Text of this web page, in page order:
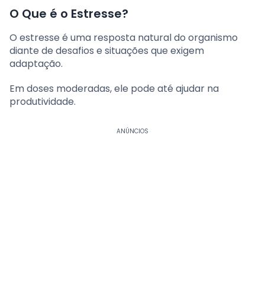
O Que é o Estresse?
O estresse é uma resposta natural do organismo
diante de desafios e situações que exigem
adaptação.
Em doses moderadas, ele pode até ajudar na
produtividade.
ANÚNCIOS